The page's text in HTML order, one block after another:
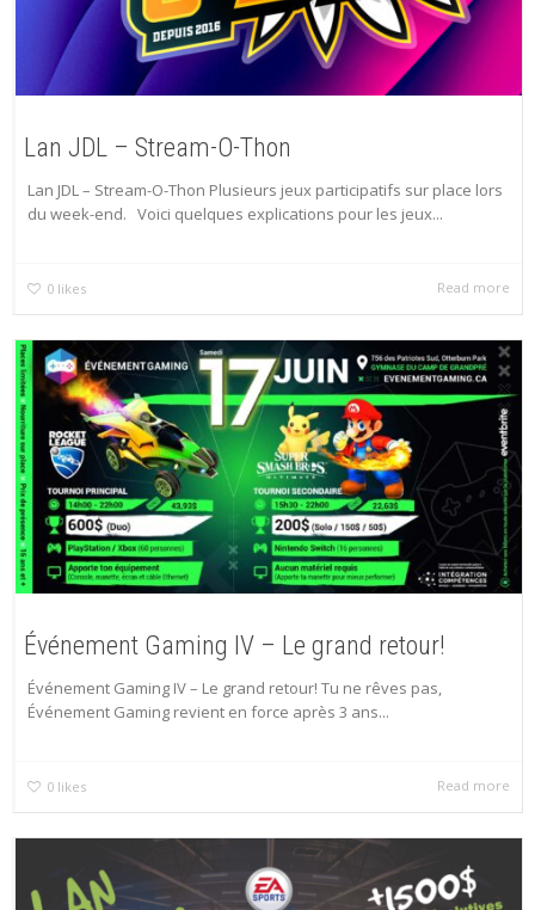
Lan JDL – Stream-O-Thon
Lan JDL – Stream-O-Thon Plusieurs jeux participatifs sur place lors
du week-end. Voici quelques explications pour les jeux...
0 likes Read more
Événement Gaming IV – Le grand retour!
Événement Gaming IV – Le grand retour! Tu ne rêves pas,
Événement Gaming revient en force après 3 ans...
0 likes Read more